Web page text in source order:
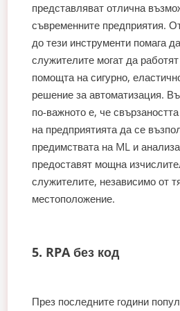
представляват отлична
съвременните предприятия.
до тези инструменти помага
служителите могат да
помощта на сигурно,
решение за автоматизация.
по-важното е, че
на предприятията да се
предимствата на ML и
предоставят мощна
служителите, независимо от
местоположение.
5. RPA без код
През последните години